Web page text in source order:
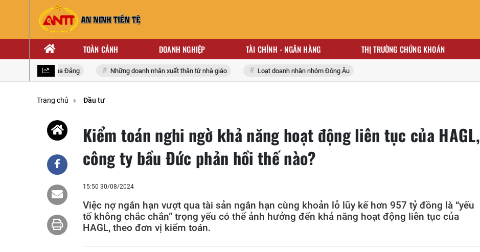
TOÀN CẢNH DOANH NGHIỆP TÀI CHÍNH - NGÂN HÀNG THỊ TRƯỜNG CHỨNG KHOÁN
lần thứ XIV của Đảng Những doanh nhân xuất thân từ nhà giáo Loạt doanh nhân nhóm Đông Âu
Trang chủ Đầu tư
Kiểm toán nghi ngờ khả năng hoạt động liên tục của HAGL,
công ty bầu Đức phản hồi thế nào?
15:50 30/08/2024
Việc nợ ngắn hạn vượt qua tài sản ngắn hạn cùng khoản lỗ lũy kế hơn 957 tỷ đồng là “yếu
tố không chắc chắn” trọng yếu có thể ảnh hưởng đến khả năng hoạt động liên tục của
HAGL, theo đơn vị kiểm toán.